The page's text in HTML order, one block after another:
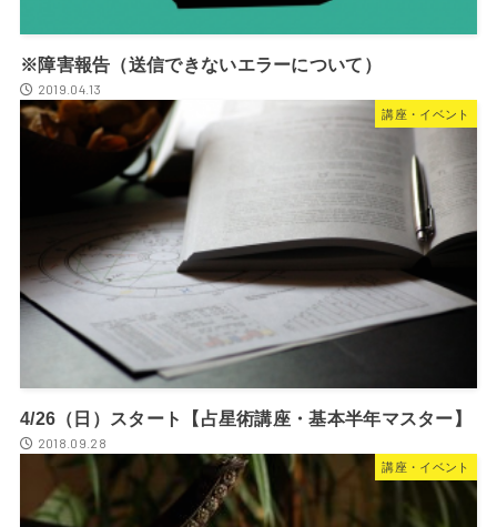
※障害報告（送信できないエラーについて）
2019.04.13
講座・イベント
4/26（日）スタート【占星術講座・基本半年マスター】
2018.09.28
講座・イベント